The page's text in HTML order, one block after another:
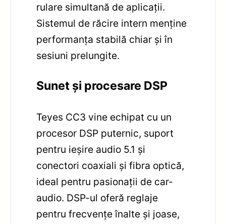
rulare simultană de aplicații.
Sistemul de răcire intern menține
performanța stabilă chiar și în
sesiuni prelungite.
Sunet și procesare DSP
Teyes CC3 vine echipat cu un
procesor DSP puternic, suport
pentru ieșire audio 5.1 și
conectori coaxiali și fibra optică,
ideal pentru pasionații de car-
audio. DSP-ul oferă reglaje
pentru frecvențe înalte și joase,